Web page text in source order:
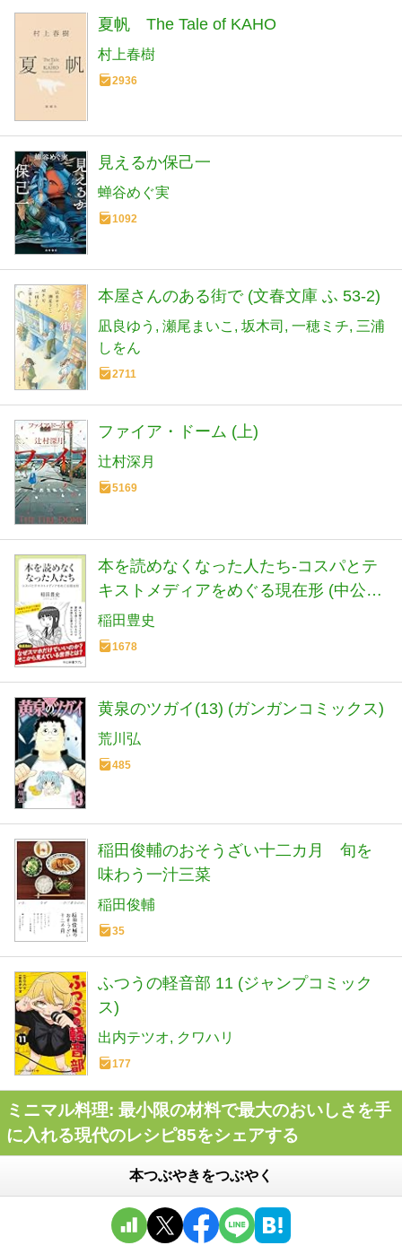
夏帆 The Tale of KAHO
村上春樹
2936
見えるか保己一
蝉谷めぐ実
1092
本屋さんのある街で (文春文庫 ふ 53-2)
凪良ゆう 瀬尾まいこ 坂木司 一穂ミチ 三浦
しをん
2711
ファイア・ドーム (上)
辻村深月
5169
本を読めなくなった人たち-コスパとテ
キストメディアをめぐる現在形 (中公新
書ラクレ 861)
稲田豊史
1678
黄泉のツガイ(13) (ガンガンコミックス)
荒川弘
485
稲田俊輔のおそうざい十二カ月 旬を
味わう一汁三菜
稲田俊輔
35
ふつうの軽音部 11 (ジャンプコミック
ス)
出内テツオ クワハリ
177
ミニマル料理: 最小限の材料で最大のおいしさを手
に入れる現代のレシピ85をシェアする
本つぶやきをつぶやく